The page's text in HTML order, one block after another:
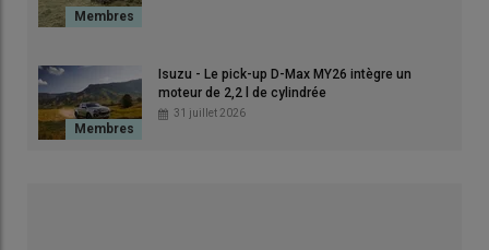
Isuzu - Le pick-up D-Max MY26 intègre un
moteur de 2,2 l de cylindrée
31 juillet 2026